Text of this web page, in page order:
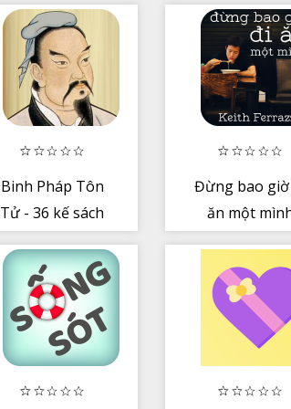
may mắn
Binh Pháp Tôn
Tử - 36 kế sách
Đừng bao
ăn một